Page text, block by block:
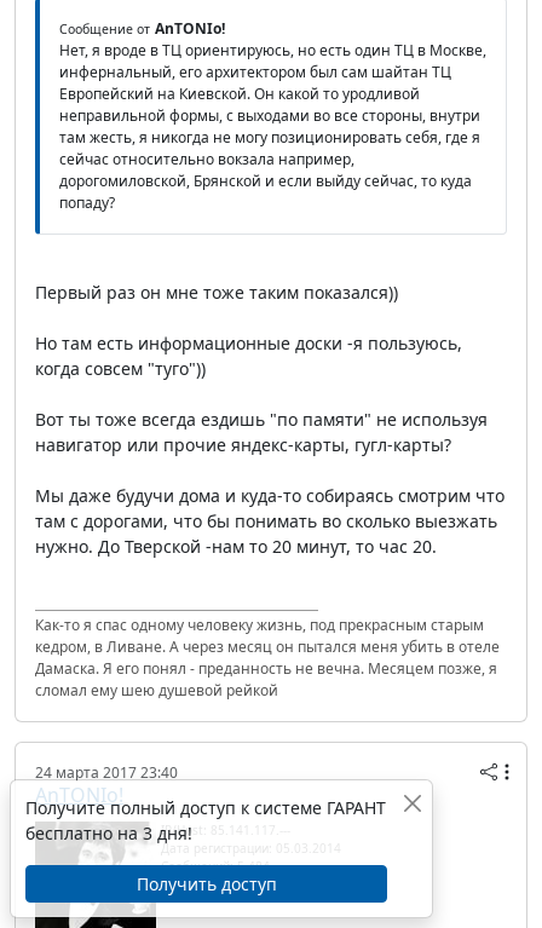
Сообщение от AnTONIo!
Нет, я вроде в ТЦ ориентируюсь, но есть один ТЦ в Москве,
инфернальный, его архитектором был сам шайтан ТЦ
Европейский на Киевской. Он какой то уродливой
неправильной формы, с выходами во все стороны, внутри
там жесть, я никогда не могу позиционировать себя, где я
сейчас относительно вокзала например,
дорогомиловской, Брянской и если выйду сейчас, то куда
попаду?
Первый раз он мне тоже таким показался))
Но там есть информационные доски -я пользуюсь,
когда совсем "туго"))
Вот ты тоже всегда ездишь "по памяти" не используя
навигатор или прочие яндекс-карты, гугл-карты?
Мы даже будучи дома и куда-то собираясь смотрим что
там с дорогами, что бы понимать во сколько выезжать
нужно. До Тверской -нам то 20 минут, то час 20.
Как-то я спас одному человеку жизнь, под прекрасным старым
кедром, в Ливане. А через месяц он пытался меня убить в отеле
Дамаска. Я его понял - преданность не вечна. Месяцем позже, я
сломал ему шею душевой рейкой
24 марта 2017 23:40
AnTONIo!
IP/Host: 85.141.117.---
Дата регистрации: 05.03.2014
Сообщений: 5 484
Получите полный доступ к системе ГАРАНТ
бесплатно на 3 дня!
Получить доступ